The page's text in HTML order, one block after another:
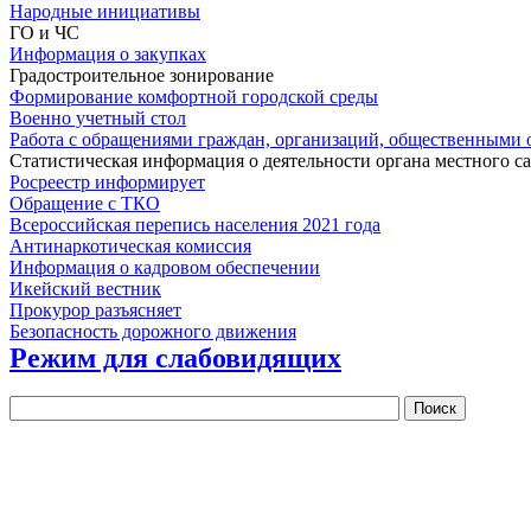
Народные инициативы
ГО и ЧС
Информация о закупках
Градостроительное зонирование
Формирование комфортной городской среды
Военно учетный стол
Работа с обращениями граждан, организаций, общественными
Статистическая информация о деятельности органа местного
Росреестр информирует
Обращение с ТКО
Всероссийская перепись населения 2021 года
Антинаркотическая комиссия
Информация о кадровом обеспечении
Икейский вестник
Прокурор разъясняет
Безопасность дорожного движения
Режим для слабовидящих